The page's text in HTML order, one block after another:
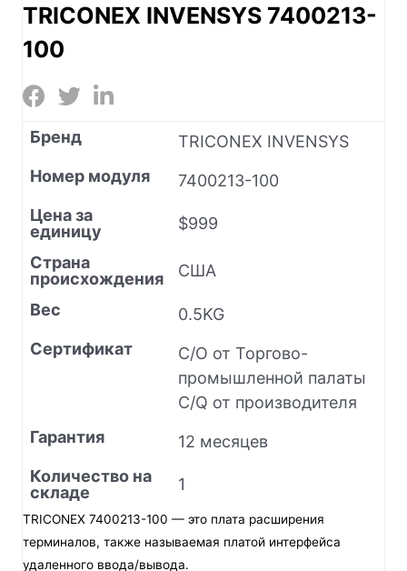
TRICONEX INVENSYS 7400213-
100
Бренд
TRICONEX INVENSYS
Номер модуля
7400213-100
Цена за
единицу
$999
Страна
происхождения
США
Вес
0.5KG
Сертификат
C/O от Торгово-
промышленной палаты
C/Q от производителя
Гарантия
12 месяцев
Количество на
складе
1
TRICONEX 7400213-100 — это плата расширения
терминалов, также называемая платой интерфейса
удаленного ввода/вывода.